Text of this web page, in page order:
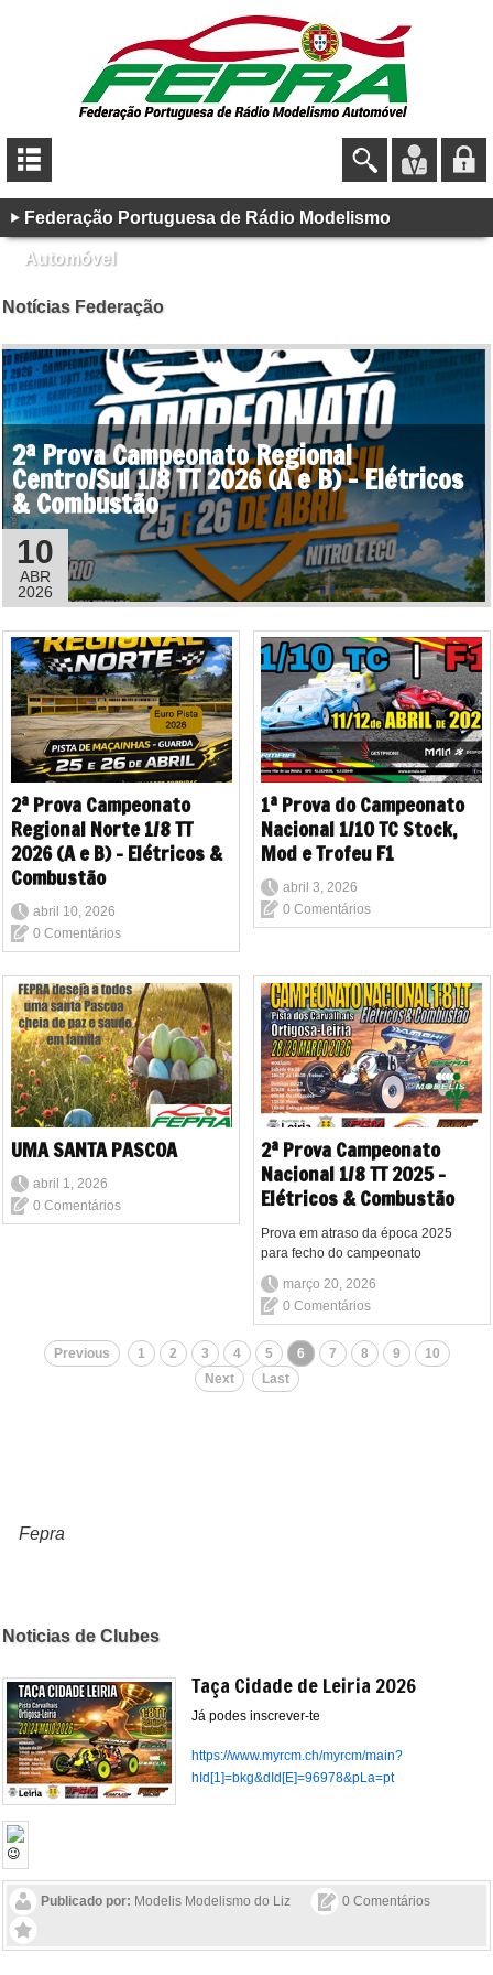
Federação Portuguesa de Rádio Modelismo
Automóvel
Notícias Federação
10
ABR
2026
2ª Prova Campeonato Regional
Centro/Sul 1/8 TT 2026 (A e B) - Elétricos
& Combustão
2ª Prova Campeonato
Regional Norte 1/8 TT
2026 (A e B) - Elétricos &
Combustão
abril 10, 2026
0 Comentários
1ª Prova do Campeonato
Nacional 1/10 TC Stock,
Mod e Trofeu F1
abril 3, 2026
0 Comentários
UMA SANTA PASCOA
abril 1, 2026
0 Comentários
2ª Prova Campeonato
Nacional 1/8 TT 2025 -
Elétricos & Combustão
Prova em atraso da época 2025
para fecho do campeonato
março 20, 2026
0 Comentários
Previous 1 2 3 4 5 6 7 8 9
10
Next
Last
Fepra
Noticias de Clubes
Taça Cidade de Leiria 2026
Já podes inscrever-te
https://www.myrcm.ch/myrcm/main?
hId[1]=bkg&dId[E]=96978&pLa=pt
Publicado por: Modelis Modelismo do Liz 0 Comentários